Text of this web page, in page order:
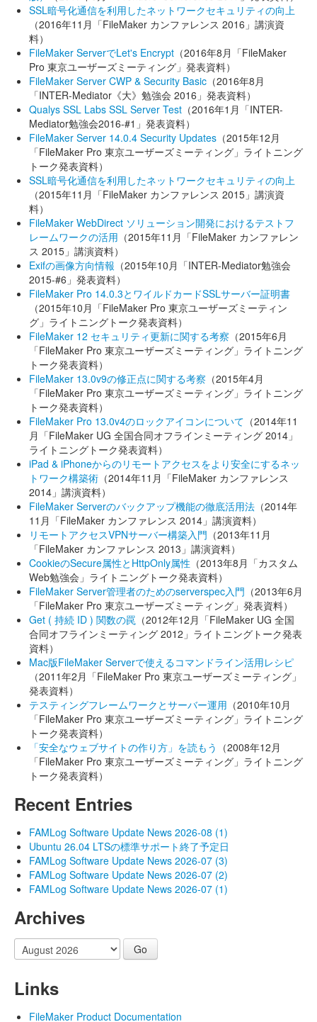
SSL暗号化通信を利用したネットワークセキュリティの向上
（2016年11月「FileMaker カンファレンス 2016」講演資
料）
FileMaker ServerでLet's Encrypt （2016年8月「FileMaker
Pro 東京ユーザーズミーティング」発表資料）
FileMaker Server CWP & Security Basic （2016年8月
「INTER-Mediator《大》勉強会 2016」発表資料）
Qualys SSL Labs SSL Server Test （2016年1月「INTER-
Mediator勉強会2016-#1」発表資料）
FileMaker Server 14.0.4 Security Updates （2015年12月
「FileMaker Pro 東京ユーザーズミーティング」ライトニング
トーク発表資料）
SSL暗号化通信を利用したネットワークセキュリティの向上
（2015年11月「FileMaker カンファレンス 2015」講演資
料）
FileMaker WebDirect ソリューション開発におけるテストフ
レームワークの活用 （2015年11月「FileMaker カンファレン
ス 2015」講演資料）
Exifの画像方向情報 （2015年10月「INTER-Mediator勉強会
2015-#6」発表資料）
FileMaker Pro 14.0.3とワイルドカードSSLサーバー証明書
（2015年10月「FileMaker Pro 東京ユーザーズミーティン
グ」ライトニングトーク発表資料）
FileMaker 12 セキュリティ更新に関する考察 （2015年6月
「FileMaker Pro 東京ユーザーズミーティング」ライトニング
トーク発表資料）
FileMaker 13.0v9の修正点に関する考察 （2015年4月
「FileMaker Pro 東京ユーザーズミーティング」ライトニング
トーク発表資料）
FileMaker Pro 13.0v4のロックアイコンについて （2014年11
月「FileMaker UG 全国合同オフラインミーティング 2014」
ライトニングトーク発表資料）
iPad & iPhoneからのリモートアクセスをより安全にするネッ
トワーク構築術 （2014年11月「FileMaker カンファレンス
2014」講演資料）
FileMaker Serverのバックアップ機能の徹底活用法 （2014年
11月「FileMaker カンファレンス 2014」講演資料）
リモートアクセスVPNサーバー構築入門 （2013年11月
「FileMaker カンファレンス 2013」講演資料）
CookieのSecure属性とHttpOnly属性 （2013年8月「カスタム
Web勉強会」ライトニングトーク発表資料）
FileMaker Server管理者のためのserverspec入門 （2013年6月
「FileMaker Pro 東京ユーザーズミーティング」発表資料）
Get ( 持続 ID ) 関数の罠 （2012年12月「FileMaker UG 全国
合同オフラインミーティング 2012」ライトニングトーク発表
資料）
Mac版FileMaker Serverで使えるコマンドライン活用レシピ
（2011年2月「FileMaker Pro 東京ユーザーズミーティング」
発表資料）
テスティングフレームワークとサーバー運用 （2010年10月
「FileMaker Pro 東京ユーザーズミーティング」ライトニング
トーク発表資料）
「安全なウェブサイトの作り方」を読もう （2008年12月
「FileMaker Pro 東京ユーザーズミーティング」ライトニング
トーク発表資料）
Recent Entries
FAMLog Software Update News 2026-08 (1)
Ubuntu 26.04 LTSの標準サポート終了予定日
FAMLog Software Update News 2026-07 (3)
FAMLog Software Update News 2026-07 (2)
FAMLog Software Update News 2026-07 (1)
Archives
Links
FileMaker Product Documentation